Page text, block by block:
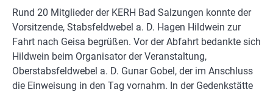
Rund 20 Mitglieder der KERH Bad Salzungen konnte der
Vorsitzende, Stabsfeldwebel a. D. Hagen Hildwein zur
Fahrt nach Geisa begrüßen. Vor der Abfahrt bedankte sich
Hildwein beim Organisator der Veranstaltung,
Oberstabsfeldwebel a. D. Gunar Gobel, der im Anschluss
die Einweisung in den Tag vornahm. In der Gedenkstätte